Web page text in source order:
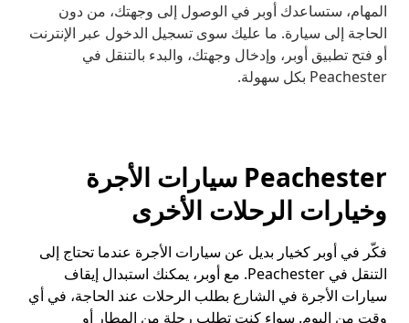
المهام، ستساعدك أوبر في الوصول إلى وجهتك، من دون
الحاجة إلى سيارة. ما عليك سوى تسجيل الدخول عبر الإنترنت
أو فتح تطبيق أوبر، وإدخال وجهتك، والبدء بالتنقل في
Peachester بكل سهولة.
Peachester سيارات الأجرة
وخيارات الرحلات الأخرى
فكّر في أوبر كخيار بديل عن سيارات الأجرة عندما تحتاج إلى
التنقل في Peachester. مع أوبر، يمكنك استبدال إيقاف
سيارات الأجرة في الشارع بطلب الرحلات عند الحاجة، في أي
وقت من اليوم. سواء كنت تطلب رحلة من المطار أو